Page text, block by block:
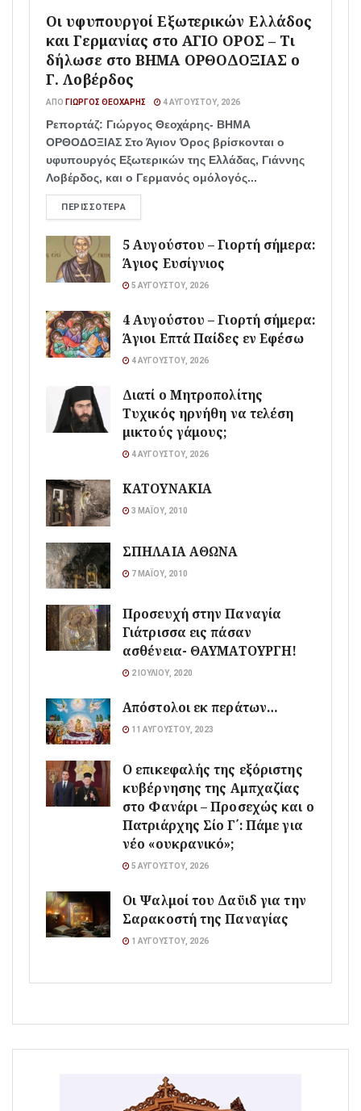
Οι υφυπουργοί Εξωτερικών Ελλάδος
και Γερμανίας στο ΑΓΙΟ ΟΡΟΣ – Τι
δήλωσε στο ΒΗΜΑ ΟΡΘΟΔΟΞΙΑΣ ο
Γ. Λοβέρδος
ΑΠΌ ΓΙΏΡΓΟΣ ΘΕΟΧΆΡΗΣ 4 ΑΥΓΟΎΣΤΟΥ, 2026
Ρεπορτάζ: Γιώργος Θεοχάρης- ΒΗΜΑ
ΟΡΘΟΔΟΞΙΑΣ Στο Άγιον Όρος βρίσκονται ο
υφυπουργός Εξωτερικών της Ελλάδας, Γιάννης
Λοβέρδος, και ο Γερμανός ομόλογός...
ΠΕΡΙΣΣΌΤΕΡΑ
5 Αυγούστου – Γιορτή σήμερα:
Άγιος Ευσίγνιος
5 ΑΥΓΟΎΣΤΟΥ, 2026
4 Αυγούστου – Γιορτή σήμερα:
Άγιοι Επτά Παίδες εν Εφέσω
4 ΑΥΓΟΎΣΤΟΥ, 2026
Διατί ο Μητροπολίτης
Τυχικός ηρνήθη να τελέση
μικτούς γάμους;
4 ΑΥΓΟΎΣΤΟΥ, 2026
ΚΑΤΟΥΝΑΚΙΑ
3 ΜΑΪ́ΟΥ, 2010
ΣΠΗΛΑΙΑ ΑΘΩΝΑ
7 ΜΑΪ́ΟΥ, 2010
Προσευχή στην Παναγία
Γιάτρισσα εις πάσαν
ασθένεια- ΘΑΥΜΑΤΟΥΡΓΗ!
2 ΙΟΥΛΊΟΥ, 2020
Απόστολοι εκ περάτων…
11 ΑΥΓΟΎΣΤΟΥ, 2023
Ο επικεφαλής της εξόριστης
κυβέρνησης της Αμπχαζίας
στο Φανάρι – Προσεχώς και ο
Πατριάρχης Σίο Γ΄: Πάμε για
νέο «ουκρανικό»;
5 ΑΥΓΟΎΣΤΟΥ, 2026
Οι Ψαλμοί του Δαϋιδ για την
Σαρακοστή της Παναγίας
1 ΑΥΓΟΎΣΤΟΥ, 2026